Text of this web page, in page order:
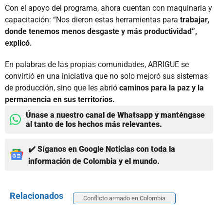
Con el apoyo del programa, ahora cuentan con maquinaria y
capacitación: “Nos dieron estas herramientas para trabajar,
donde tenemos menos desgaste y más productividad”,
explicó.
En palabras de las propias comunidades, ABRIGUE se
convirtió en una iniciativa que no solo mejoró sus sistemas
de producción, sino que les abrió caminos para la paz y la
permanencia en sus territorios.
Únase a nuestro canal de Whatsapp y manténgase
al tanto de los hechos más relevantes.
✔️ Síganos en Google Noticias con toda la
información de Colombia y el mundo.
Relacionados Conflicto armado en Colombia